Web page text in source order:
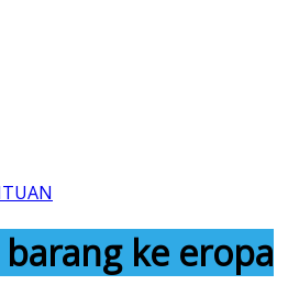
ke eropa